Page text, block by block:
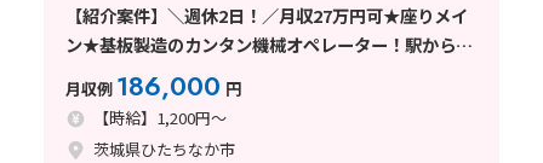
【紹介案件】＼週休2日！／月収27万円可★座りメイ
ン★基板製造のカンタン機械オペレーター！駅から徒
歩圏内☆
月収例 186,000 円
【時給】1,200円～
茨城県ひたちなか市